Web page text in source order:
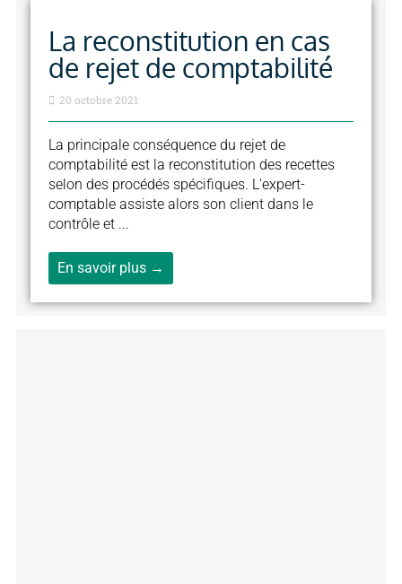
La reconstitution en cas
de rejet de comptabilité
20 octobre 2021
La principale conséquence du rejet de
comptabilité est la reconstitution des recettes
selon des procédés spécifiques. L'expert-
comptable assiste alors son client dans le
contrôle et ...
En savoir plus →